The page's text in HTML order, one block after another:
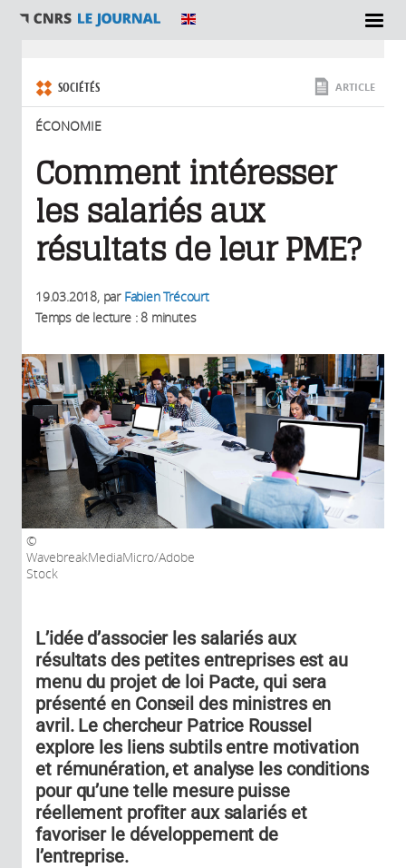
SECTIONS
SOCIÉTÉS
ÉCONOMIE
ARTICLE
Comment intéresser
les salariés aux
résultats de leur PME?
19.03.2018, par Fabien Trécourt
Temps de lecture : 8 minutes
WavebreakMediaMicro/Adobe
Stock
L’idée d’associer les salariés aux
résultats des petites entreprises est au
menu du projet de loi Pacte, qui sera
présenté en Conseil des ministres en
avril. Le chercheur Patrice Roussel
explore les liens subtils entre motivation
et rémunération, et analyse les conditions
pour qu’une telle mesure puisse
réellement profiter aux salariés et
favoriser le développement de
l’entreprise.